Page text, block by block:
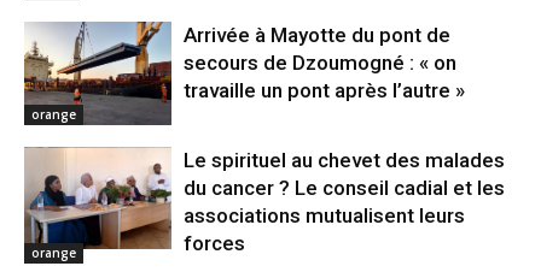
orange
Arrivée à Mayotte du pont de
secours de Dzoumogné : « on
travaille un pont après l’autre »
orange
Le spirituel au chevet des malades
du cancer ? Le conseil cadial et les
associations mutualisent leurs
forces